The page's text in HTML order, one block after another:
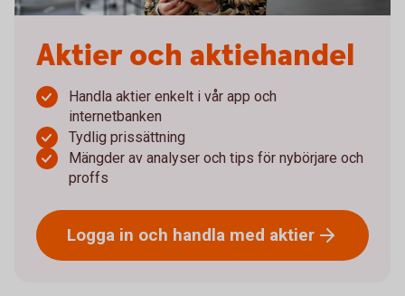
Aktier och aktiehandel
Handla aktier enkelt i vår app och
internetbanken
Tydlig prissättning
Mängder av analyser och tips för nybörjare och
proffs
Logga in och handla med aktier